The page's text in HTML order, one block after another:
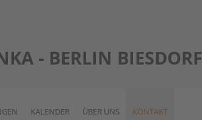
- BERLIN BIESDORF
KALENDER ÜBER UNS KONTAKT